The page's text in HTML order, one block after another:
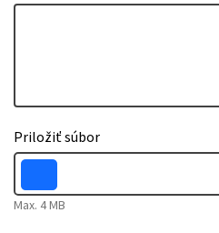
Priložiť súbor
Max. 4 MB